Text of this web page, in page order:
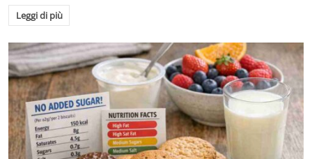
Leggi di più